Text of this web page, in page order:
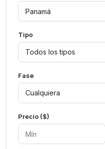
Tipo
Todos los tipos
Fase
Cualquiera
Precio ($)